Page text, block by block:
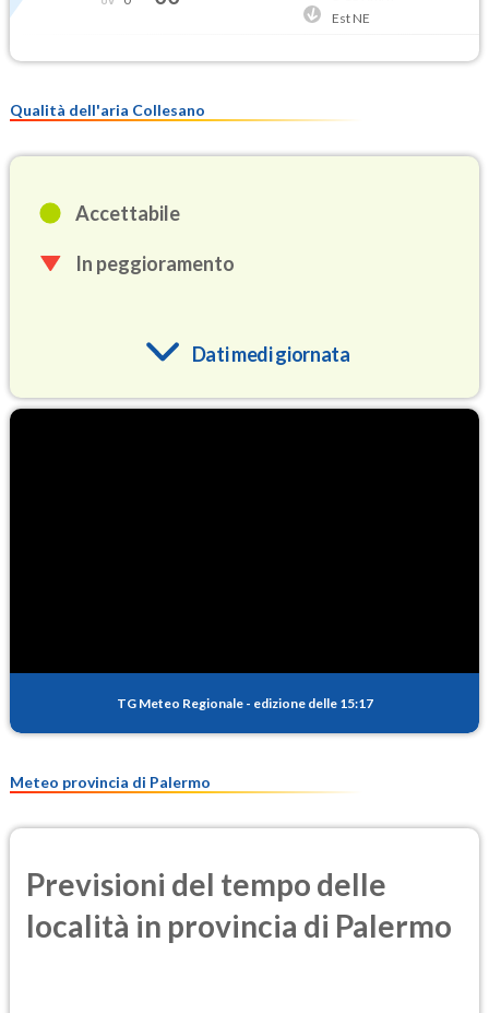
Est NE
Qualità dell'aria Collesano
Accettabile
In peggioramento
Dati medi giornata
PM25
TG Meteo Regionale - edizione delle 15:17
Meteo provincia di Palermo
Previsioni del tempo delle
località in provincia di Palermo